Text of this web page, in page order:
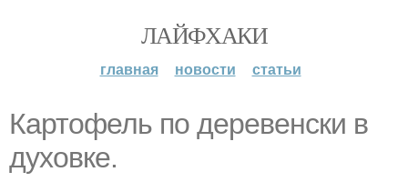
ЛАЙФХАКИ
главная новости статьи
Картофель по деревенски в
духовке.